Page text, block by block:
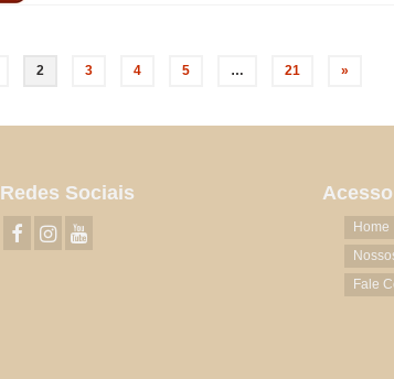
2 3 4 5 … 21 »
Redes Sociais
Home
Fale